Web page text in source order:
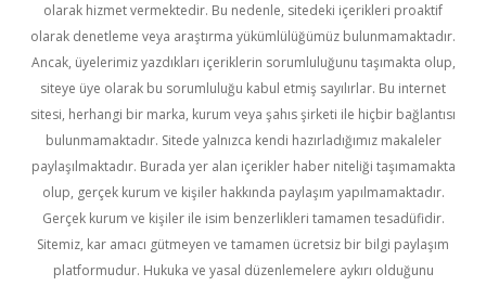
olarak hizmet vermektedir. Bu nedenle, sitedeki içerikleri proaktif
olarak denetleme veya araştırma yükümlülüğümüz bulunmamaktadır.
Ancak, üyelerimiz yazdıkları içeriklerin sorumluluğunu taşımakta olup,
siteye üye olarak bu sorumluluğu kabul etmiş sayılırlar. Bu internet
sitesi, herhangi bir marka, kurum veya şahıs şirketi ile hiçbir bağlantısı
bulunmamaktadır. Sitede yalnızca kendi hazırladığımız makaleler
paylaşılmaktadır. Burada yer alan içerikler haber niteliği taşımamakta
olup, gerçek kurum ve kişiler hakkında paylaşım yapılmamaktadır.
Gerçek kurum ve kişiler ile isim benzerlikleri tamamen tesadüfidir.
Sitemiz, kar amacı gütmeyen ve tamamen ücretsiz bir bilgi paylaşım
platformudur. Hukuka ve yasal düzenlemelere aykırı olduğunu